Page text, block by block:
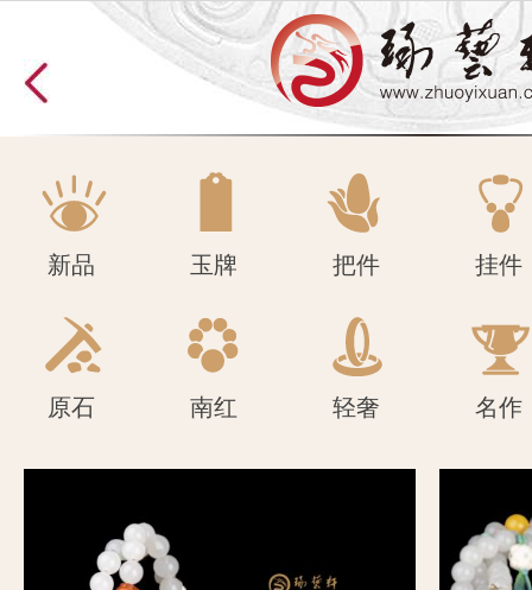
原石 南红 轻奢 名作
新品 玉牌 把件 挂件
原石 南红 轻奢 名作